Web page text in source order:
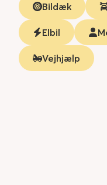
Bildæk
Elbil
Vejhjælp